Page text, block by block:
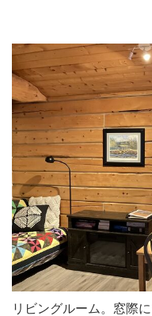
リビングルーム。窓際